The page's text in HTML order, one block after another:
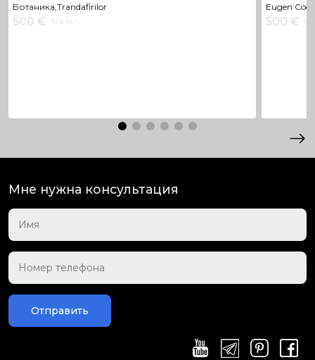
Ботаника,Trandafirilor
500 € 10 €/m²
Eugen Coca
500 € 8
Мне нужна консультация
Отправить